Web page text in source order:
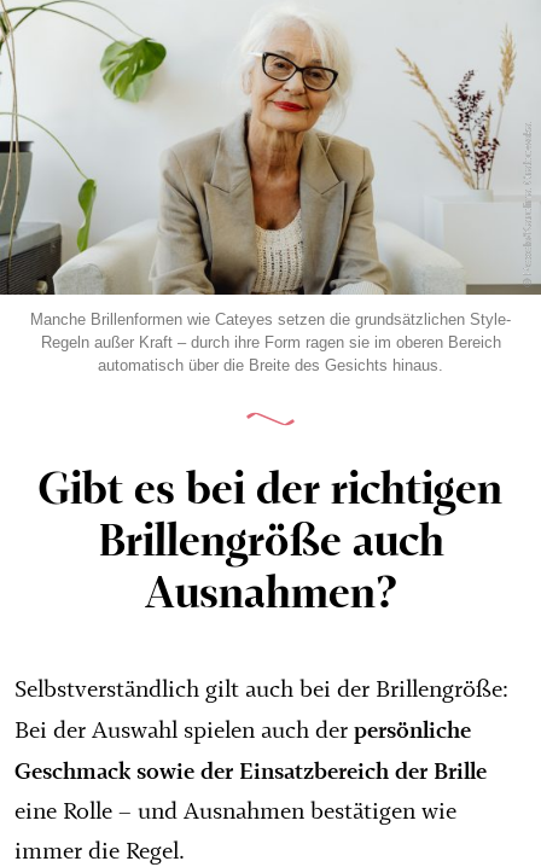
© Pexels/Karolina Grabowska
Manche Brillenformen wie Cateyes setzen die grundsätzlichen Style-
Regeln außer Kraft – durch ihre Form ragen sie im oberen Bereich
automatisch über die Breite des Gesichts hinaus.
Gibt es bei der richtigen
Brillengröße auch
Ausnahmen?
Selbstverständlich gilt auch bei der Brillengröße:
Bei der Auswahl spielen auch der persönliche
Geschmack sowie der Einsatzbereich der Brille
eine Rolle – und Ausnahmen bestätigen wie
immer die Regel.